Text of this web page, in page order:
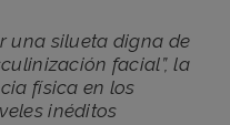
una silueta digna de
facial”, la
física en los
inéditos